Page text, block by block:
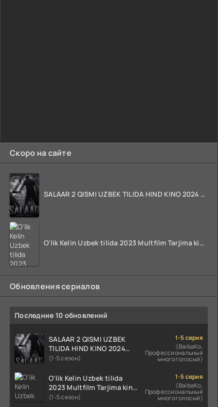
Скоро на сайте
SALAAR 2 QISMI UZBEK TILIDA HIND KINO 2024 TARJIMA 720p HD Skachat
O'lik Kelin Uzbek tilida 2023 Multfilm Tarjima kino skachat
Обновления сериалов
Последние 10 обновлений
SALAAR 2 QISMI UZBEK
TILIDA HIND KINO 2024
TARJIMA 720p HD Skachat
(1-5 сезон)
1-5 серия
(BaibaKo,
Профессиональный
многоголосый)
O'lik Kelin Uzbek tilida
2023 Multfilm Tarjima kino
skachat
(1-5 сезон)
1-5 серия
(BaibaKo,
Профессиональный
многоголосый)